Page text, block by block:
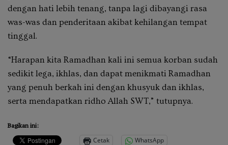
dengan hati lebih tenang, tanpa lagi dibayangi rasa
was-was dan penderitaan akibat kehilangan tempat
tinggal.
“Harapan kita Ramadhan kali ini semua korban sudah
sedikit lega, ikhlas, dan dapat menikmati Ramadhan
yang penuh berkah ini dengan khusyuk dan ikhlas,
serta mendapatkan ridho Allah SWT,” tutupnya.
Bagikan ini:
Cetak
WhatsApp